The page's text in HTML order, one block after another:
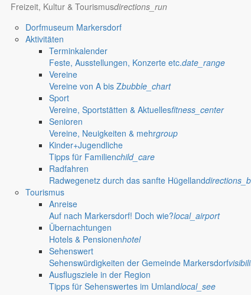
Freizeit, Kultur & Tourismusdirections_run
Dorfmuseum Markersdorf
Aktivitäten
Terminkalender
Feste, Ausstellungen, Konzerte etc.date_range
Vereine
Vereine von A bis Zbubble_chart
Sport
Vereine, Sportstätten & Aktuellesfitness_center
Senioren
Vereine, Neuigkeiten & mehrgroup
Kinder+Jugendliche
Tipps für Familienchild_care
Radfahren
Radwegenetz durch das sanfte Hügelland
Tourismus
Anreise
Auf nach Markersdorf! Doch wie?local_airport
Übernachtungen
Hotels & Pensionenhotel
Sehenswert
Sehenswürdigkeiten der Gemeinde Markersdorf
Ausflugsziele in der Region
Tipps für Sehenswertes im Umlandlocal_see
Aktuelles aus dem Rathaus
2026
allen einen guten Start ins neue Schuljahr und informiert
die Ergebnisse der letzten Gemeinderatssitzung zusammen,
die aktuellen Projekte, Beschlüsse und Bürgerangebote der